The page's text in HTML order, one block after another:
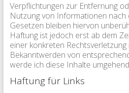
Verpflichtungen zur Entfernung
Nutzung von Informationen nach
Gesetzen bleiben hiervon
Haftung ist jedoch erst ab dem
einer konkreten Rechtsverletzung
Bekanntwerden von
werde ich diese Inhalte
Haftung für Links